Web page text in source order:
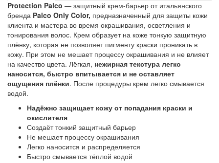
Protection Palco — защитный крем-барьер от итальянского
бренда Palco Only Color, предназначенный для защиты кожи
клиента и мастера во время окрашивания, осветления и
тонирования волос. Крем образует на коже тонкую защитную
плёнку, которая не позволяет пигменту краски проникать в
кожу. При этом не мешает процессу окрашивания и не влияет
на качество цвета. Лёгкая, нежирная текстура легко
наносится, быстро впитывается и не оставляет
ощущения плёнки. После процедуры крем легко смывается
водой.
Надёжно защищает кожу от попадания краски и
окислителя
Создаёт тонкий защитный барьер
Не мешает процессу окрашивания
Легко наносится и распределяется
Быстро смывается тёплой водой